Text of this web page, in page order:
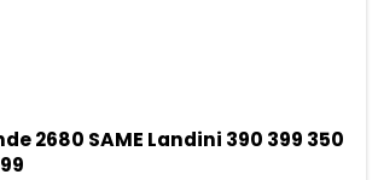
2680 SAME Landini 390 399 350